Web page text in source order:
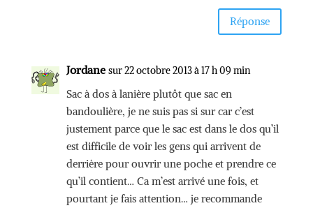
Réponse
Jordane sur 22 octobre 2013 à 17 h 09 min
Sac à dos à lanière plutôt que sac en
bandoulière, je ne suis pas si sur car c’est
justement parce que le sac est dans le dos qu’il
est difficile de voir les gens qui arrivent de
derrière pour ouvrir une poche et prendre ce
qu’il contient… Ca m’est arrivé une fois, et
pourtant je fais attention… je recommande